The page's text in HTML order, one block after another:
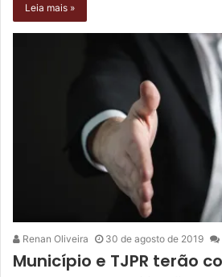
Leia mais »
Renan Oliveira 30 de agosto de 2019
Município e TJPR terão